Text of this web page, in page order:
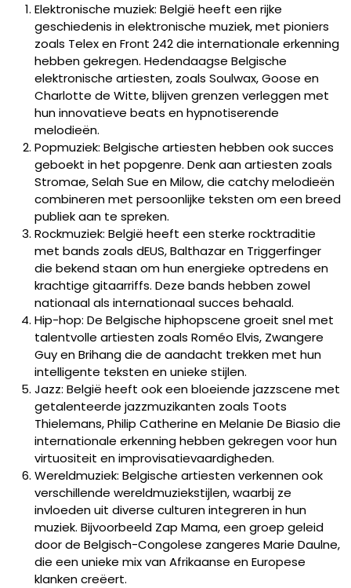
Elektronische muziek: België heeft een rijke
geschiedenis in elektronische muziek, met pioniers
zoals Telex en Front 242 die internationale erkenning
hebben gekregen. Hedendaagse Belgische
elektronische artiesten, zoals Soulwax, Goose en
Charlotte de Witte, blijven grenzen verleggen met
hun innovatieve beats en hypnotiserende
melodieën.
Popmuziek: Belgische artiesten hebben ook succes
geboekt in het popgenre. Denk aan artiesten zoals
Stromae, Selah Sue en Milow, die catchy melodieën
combineren met persoonlijke teksten om een ​​breed
publiek aan te spreken.
Rockmuziek: België heeft een sterke rocktraditie
met bands zoals dEUS, Balthazar en Triggerfinger
die bekend staan om hun energieke optredens en
krachtige gitaarriffs. Deze bands hebben zowel
nationaal als internationaal succes behaald.
Hip-hop: De Belgische hiphopscene groeit snel met
talentvolle artiesten zoals Roméo Elvis, Zwangere
Guy en Brihang die de aandacht trekken met hun
intelligente teksten en unieke stijlen.
Jazz: België heeft ook een bloeiende jazzscene met
getalenteerde jazzmuzikanten zoals Toots
Thielemans, Philip Catherine en Melanie De Biasio die
internationale erkenning hebben gekregen voor hun
virtuositeit en improvisatievaardigheden.
Wereldmuziek: Belgische artiesten verkennen ook
verschillende wereldmuziekstijlen, waarbij ze
invloeden uit diverse culturen integreren in hun
muziek. Bijvoorbeeld Zap Mama, een groep geleid
door de Belgisch-Congolese zangeres Marie Daulne,
die een unieke mix van Afrikaanse en Europese
klanken creëert.